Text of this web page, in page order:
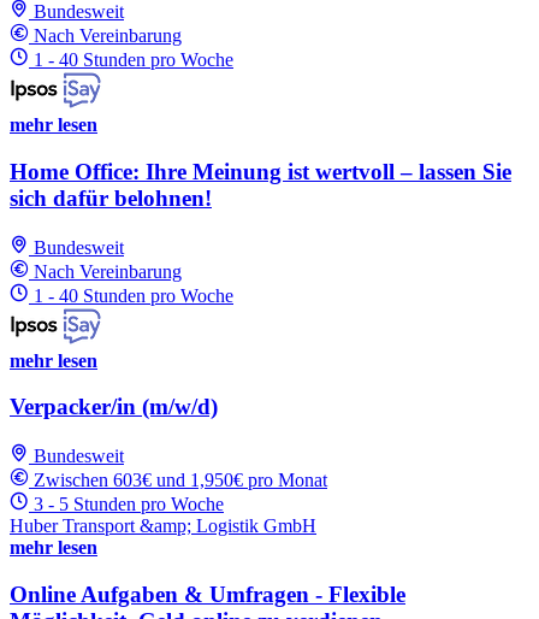
Bundesweit
Nach Vereinbarung
1 - 40 Stunden pro Woche
mehr lesen
Home Office: Ihre Meinung ist wertvoll – lassen Sie
sich dafür belohnen!
Bundesweit
Nach Vereinbarung
1 - 40 Stunden pro Woche
mehr lesen
Verpacker/in (m/w/d)
Bundesweit
Zwischen 603€ und 1,950€ pro Monat
3 - 5 Stunden pro Woche
Huber Transport &amp; Logistik GmbH
mehr lesen
Online Aufgaben & Umfragen - Flexible